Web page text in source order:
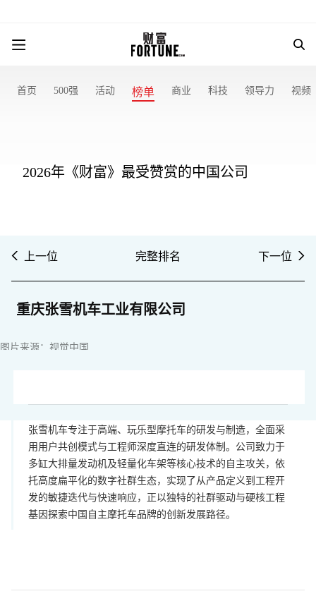
首页 500强 活动 榜单 商业 科技 领导力 视频
2026年《财富》最受赞赏的中国公司
上一位 完整排名 下一位
重庆张雪机车工业有限公司
图片来源：视觉中国
张雪机车专注于高端、玩乐型摩托车的研发与制造，全面采
用用户共创模式与工程师深度直连的研发体制。公司致力于
多缸大排量发动机及轻量化车架等核心技术的自主攻关，依
托高度扁平化的数字社群生态，实现了从产品定义到工程开
发的敏捷迭代与快速响应，正以独特的社群驱动与硬核工程
基因探索中国自主摩托车品牌的创新发展路径。